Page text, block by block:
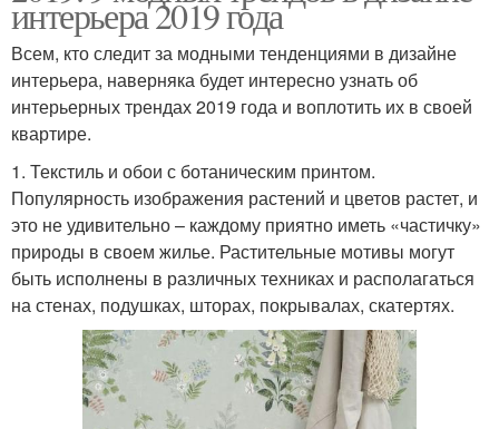
интерьера 2019 года
Всем, кто следит за модными тенденциями в дизайне
интерьера, наверняка будет интересно узнать об
интерьерных трендах 2019 года и воплотить их в своей
квартире.
1. Текстиль и обои с ботаническим принтом.
Популярность изображения растений и цветов растет, и
это не удивительно – каждому приятно иметь «частичку»
природы в своем жилье. Растительные мотивы могут
быть исполнены в различных техниках и располагаться
на стенах, подушках, шторах, покрывалах, скатертях.